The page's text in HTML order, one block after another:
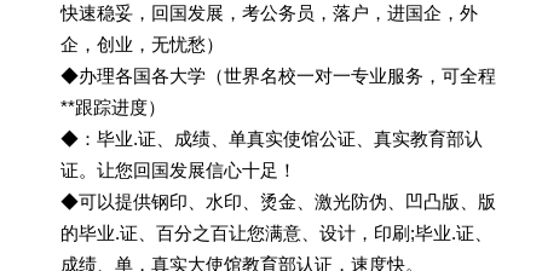
快速稳妥，回国发展，考公务员，落户，进国企，外
企，创业，无忧愁）
◆办理各国各大学（世界名校一对一专业服务，可全程
**跟踪进度）
◆：毕业.证、成绩、单真实使馆公证、真实教育部认
证。让您回国发展信心十足！
◆可以提供钢印、水印、烫金、激光防伪、凹凸版、版
的毕业.证、百分之百让您满意、设计，印刷;毕业.证、
成绩、单，真实大使馆教育部认证，速度快。